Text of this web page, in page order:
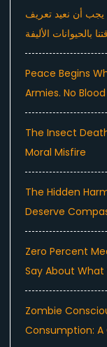
يجب أن نعيد تعريف
بالحيوانات الأليفة
Peace Begins
Armies. No Blood
The Insect
Moral Misfire
The Hidden
Deserve
Zero Percent
Say About
Zombie
Consumption: A